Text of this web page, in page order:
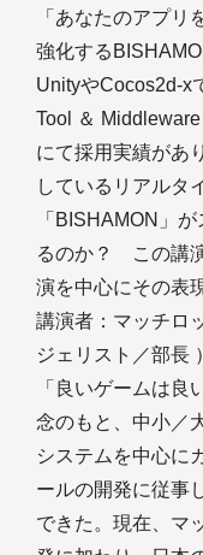
「あなたのアプリ
強化する
UnityやCocos2d-x
Tool ＆
にて採用実績があ
しているリアルタ
「BISHAMON」
るのか？ この講
演を中心にその表
講演者：マッチロ
ジェリスト／部長 ）
「良いゲームは
念のもと、中小／
システムを中心に
ールの開発に従事
できた。現在、マ